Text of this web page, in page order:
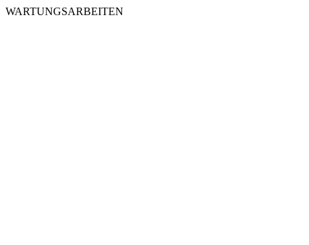
WARTUNGSARBEITEN